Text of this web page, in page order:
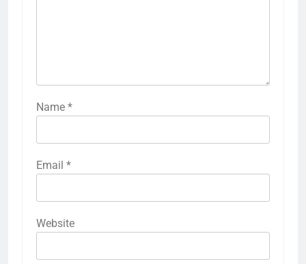
Name *
Email *
Website